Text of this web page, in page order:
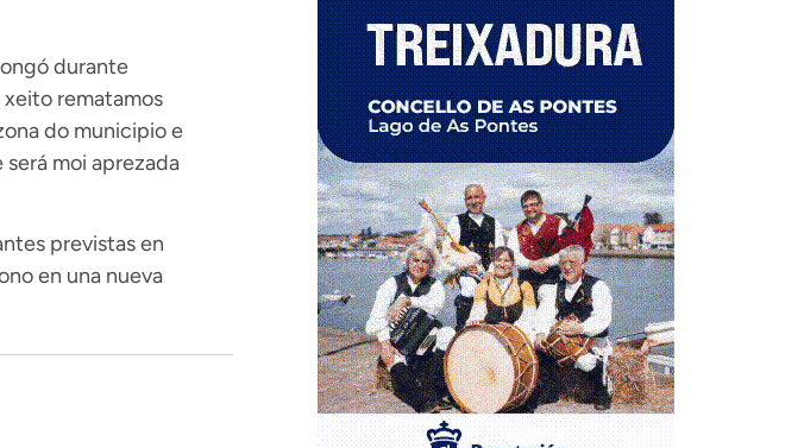
durante
rematamos
do municipio e
moi aprezada
previstas en
en una nueva